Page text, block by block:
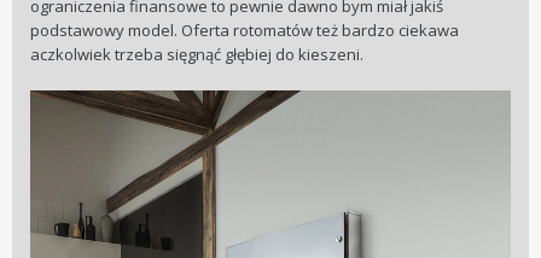
ograniczenia finansowe to pewnie dawno bym miał jakiś
podstawowy model. Oferta rotomatów też bardzo ciekawa
aczkolwiek trzeba sięgnąć głębiej do kieszeni.